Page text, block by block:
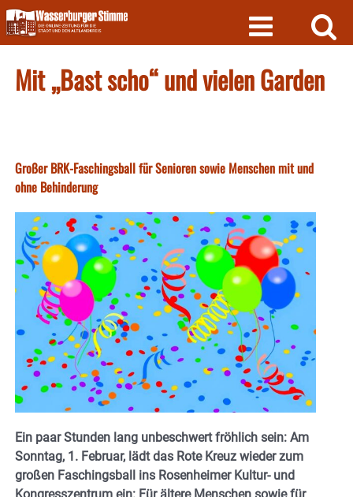
Skip
to
content
Mit „Bast scho“ und vielen Garden
Großer BRK-Faschingsball für Senioren sowie Menschen mit und
ohne Behinderung
Ein paar Stunden lang unbeschwert fröhlich sein: Am
Sonntag, 1. Februar, lädt das Rote Kreuz wieder zum
großen Faschingsball ins Rosenheimer Kultur- und